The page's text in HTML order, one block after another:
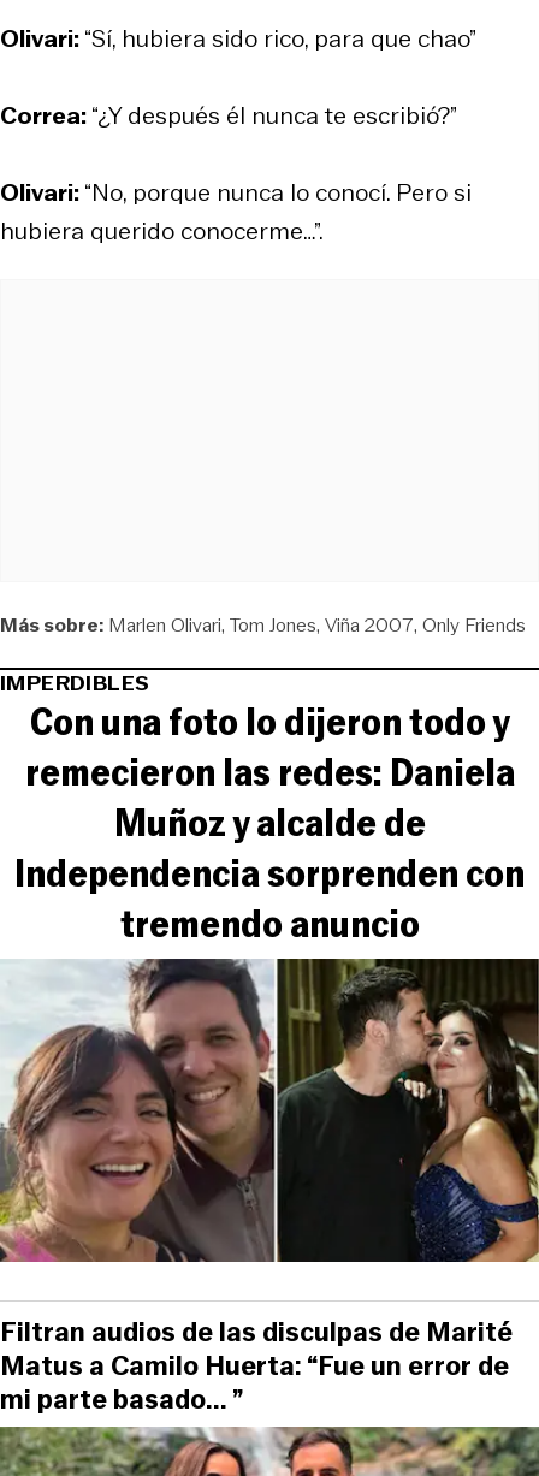
Olivari:“Sí, hubiera sido rico, para que chao”
Correa:“¿Y después él nunca te escribió?”
Olivari:“No, porque nunca lo conocí. Pero si
hubiera querido conocerme…”.
Más sobre: Marlen Olivari Tom Jones Viña 2007 Only Friends
IMPERDIBLES
Con una foto lo dijeron todo y
remecieron las redes: Daniela
Muñoz y alcalde de
Independencia sorprenden con
tremendo anuncio
Filtran audios de las disculpas de Marité
Matus a Camilo Huerta: “Fue un error de
mi parte basado... ”